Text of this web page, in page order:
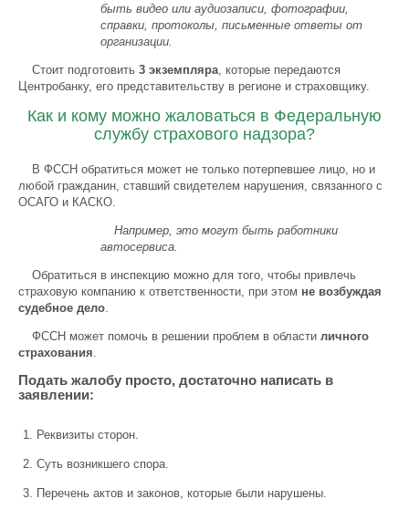
быть видео или аудиозаписи, фотографии,
справки, протоколы, письменные ответы от
организации.
Стоит подготовить 3 экземпляра, которые передаются
Центробанку, его представительству в регионе и страховщику.
Как и кому можно жаловаться в Федеральную
службу страхового надзора?
В ФССН обратиться может не только потерпевшее лицо, но и
любой гражданин, ставший свидетелем нарушения, связанного с
ОСАГО и КАСКО.
Например, это могут быть работники
автосервиса.
Обратиться в инспекцию можно для того, чтобы привлечь
страховую компанию к ответственности, при этом не возбуждая
судебное дело.
ФССН может помочь в решении проблем в области личного
страхования.
Подать жалобу просто, достаточно написать в
заявлении:
Реквизиты сторон.
Суть возникшего спора.
Перечень актов и законов, которые были нарушены.